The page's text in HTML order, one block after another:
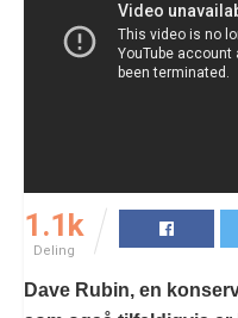
1.1k
Deling
Dave Rubin, en